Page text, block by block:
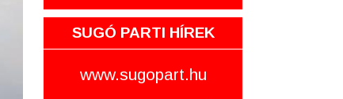
SUGÓ PARTI HÍREK
www.sugopart.hu